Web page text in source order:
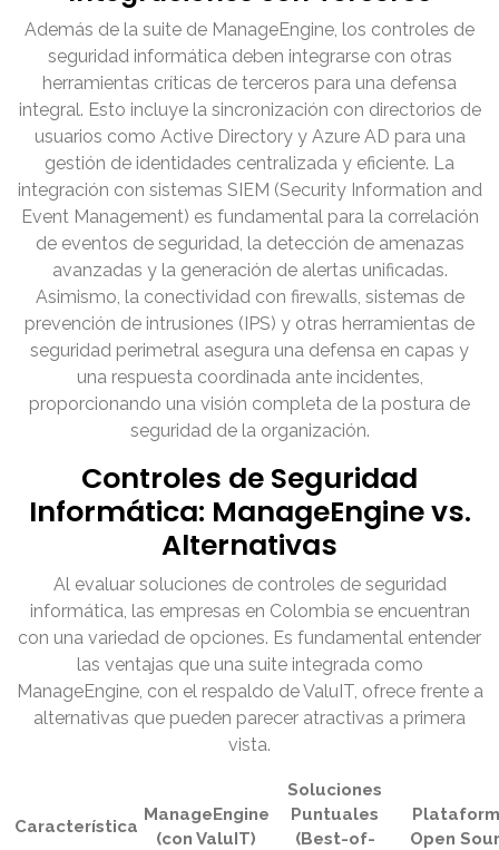
Además de la suite de ManageEngine, los controles de
seguridad informática deben integrarse con otras
herramientas críticas de terceros para una defensa
integral. Esto incluye la sincronización con directorios de
usuarios como Active Directory y Azure AD para una
gestión de identidades centralizada y eficiente. La
integración con sistemas SIEM (Security Information and
Event Management) es fundamental para la correlación
de eventos de seguridad, la detección de amenazas
avanzadas y la generación de alertas unificadas.
Asimismo, la conectividad con firewalls, sistemas de
prevención de intrusiones (IPS) y otras herramientas de
seguridad perimetral asegura una defensa en capas y
una respuesta coordinada ante incidentes,
proporcionando una visión completa de la postura de
seguridad de la organización.
Controles de Seguridad
Informática: ManageEngine vs.
Alternativas
Al evaluar soluciones de controles de seguridad
informática, las empresas en Colombia se encuentran
con una variedad de opciones. Es fundamental entender
las ventajas que una suite integrada como
ManageEngine, con el respaldo de ValuIT, ofrece frente a
alternativas que pueden parecer atractivas a primera
vista.
Característica
ManageEngine
(con ValuIT)
Soluciones
Puntuales
(Best-of-
Open